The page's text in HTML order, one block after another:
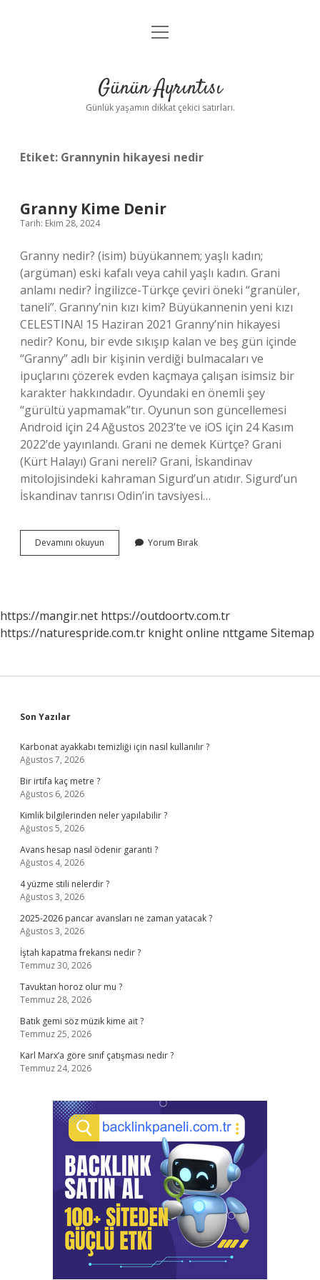
Anasayfa
Yasal Uyarı
menüyü
Günün Ayrıntısı
Günlük yaşamın dikkat çekici satırları.
Etiket: Grannynin hikayesi nedir
Granny Kime Denir
Tarih: Ekim 28, 2024
Granny nedir? (isim) büyükannem; yaşlı kadın;
(argüman) eski kafalı veya cahil yaşlı kadın. Grani
anlamı nedir? İngilizce-Türkçe çeviri öneki “granüler,
taneli”. Granny’nin kızı kim? Büyükannenin yeni kızı
CELESTINA! 15 Haziran 2021 Granny’nin hikayesi
nedir? Konu, bir evde sıkışıp kalan ve beş gün içinde
“Granny” adlı bir kişinin verdiği bulmacaları ve
ipuçlarını çözerek evden kaçmaya çalışan isimsiz bir
karakter hakkındadır. Oyundaki en önemli şey
“gürültü yapmamak”tır. Oyunun son güncellemesi
Android için 24 Ağustos 2023’te ve iOS için 24 Kasım
2022’de yayınlandı. Grani ne demek Kürtçe? Grani
(Kürt Halayı) Grani nereli? Grani, İskandinav
mitolojisindeki kahraman Sigurd’un atıdır. Sigurd’un
İskandinav tanrısı Odin’in tavsiyesi…
Devamını okuyun
Kime
Yorum Bırak
https://mangir.net https://outdoortv.com.tr
https://naturespride.com.tr knight online nttgame Sitemap
Sidebar
Son Yazılar
Karbonat ayakkabı temizliği için nasıl kullanılır ?
Ağustos 7, 2026
Bir irtifa kaç metre ?
Ağustos 6, 2026
Kimlik bilgilerinden neler yapılabilir ?
Ağustos 5, 2026
Avans hesap nasıl ödenir garanti ?
Ağustos 4, 2026
4 yüzme stili nelerdir ?
Ağustos 3, 2026
2025-2026 pancar avansları ne zaman yatacak ?
Ağustos 3, 2026
İştah kapatma frekansı nedir ?
Temmuz 30, 2026
Tavuktan horoz olur mu ?
Temmuz 28, 2026
Batık gemi söz müzik kime ait ?
Temmuz 25, 2026
Karl Marx’a göre sınıf çatışması nedir ?
Temmuz 24, 2026